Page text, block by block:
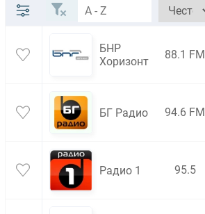
БНР
Хоризонт
88.1 FM
БГ Радио 94.6 FM
Радио 1 95.5